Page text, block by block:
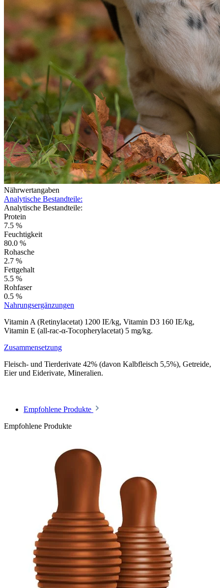
Nährwertangaben
Analytische Bestandteile:
Analytische Bestandteile:
Protein
7.5 %
Feuchtigkeit
80.0 %
Rohasche
2.7 %
Fettgehalt
5.5 %
Rohfaser
0.5 %
Nahrungsergänzungen
Vitamin A (Retinylacetat) 1200 IE/kg, Vitamin D3 160 IE/kg,
Vitamin E (all-rac-α-Tocopherylacetat) 5 mg/kg.
Zusammensetzung
Fleisch- und Tierderivate 42% (davon Kalbfleisch 5,5%), Getreide,
Eier und Eiderivate, Mineralien.
Empfohlene Produkte
Empfohlene Produkte